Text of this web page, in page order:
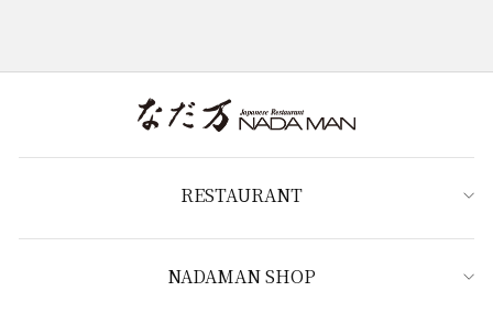
RESTAURANT
NADAMAN SHOP